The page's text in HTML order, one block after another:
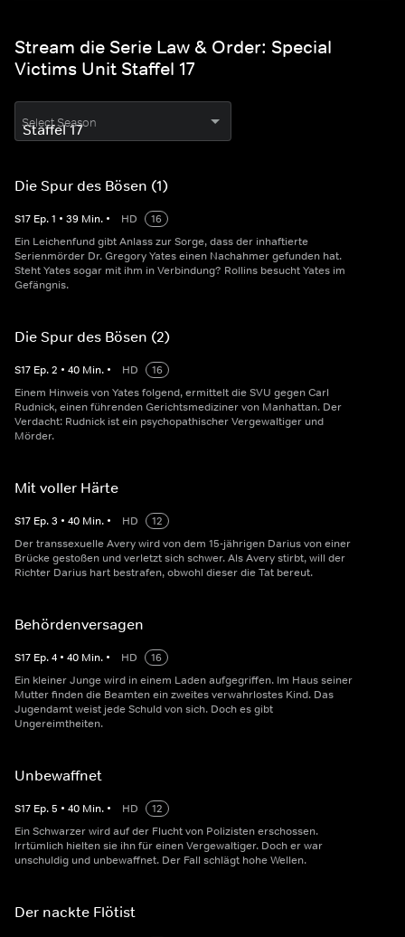
Stream die Serie Law & Order: Special
Victims Unit Staffel 17
Select Season
Die Spur des Bösen (1)
S17 Ep.1 • 39 Min. • HD
16
Ein Leichenfund gibt Anlass zur Sorge, dass der inhaftierte
Serienmörder Dr. Gregory Yates einen Nachahmer gefunden hat.
Steht Yates sogar mit ihm in Verbindung? Rollins besucht Yates im
Gefängnis.
Die Spur des Bösen (2)
S17 Ep.2 • 40 Min. • HD
16
Einem Hinweis von Yates folgend, ermittelt die SVU gegen Carl
Rudnick, einen führenden Gerichtsmediziner von Manhattan. Der
Verdacht: Rudnick ist ein psychopathischer Vergewaltiger und
Mörder.
Mit voller Härte
S17 Ep.3 • 40 Min. • HD
12
Der transsexuelle Avery wird von dem 15-jährigen Darius von einer
Brücke gestoßen und verletzt sich schwer. Als Avery stirbt, will der
Richter Darius hart bestrafen, obwohl dieser die Tat bereut.
Behördenversagen
S17 Ep.4 • 40 Min. • HD
16
Ein kleiner Junge wird in einem Laden aufgegriffen. Im Haus seiner
Mutter finden die Beamten ein zweites verwahrlostes Kind. Das
Jugendamt weist jede Schuld von sich. Doch es gibt
Ungereimtheiten.
Unbewaffnet
S17 Ep.5 • 40 Min. • HD
12
Ein Schwarzer wird auf der Flucht von Polizisten erschossen.
Irrtümlich hielten sie ihn für einen Vergewaltiger. Doch er war
unschuldig und unbewaffnet. Der Fall schlägt hohe Wellen.
Der nackte Flötist